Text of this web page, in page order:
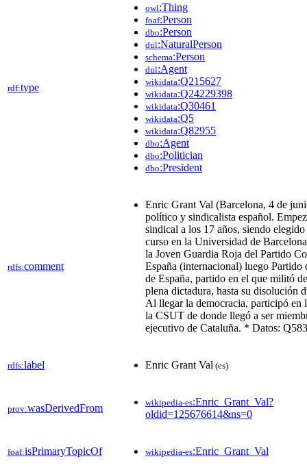
rdf:type
owl:Thing
foaf:Person
dbo:Person
dul:NaturalPerson
schema:Person
dul:Agent
wikidata:Q215627
wikidata:Q24229398
wikidata:Q30461
wikidata:Q5
wikidata:Q82955
dbo:Agent
dbo:Politician
dbo:President
rdfs:comment
Enric Grant Val (Barcelona, 4 de
político y sindicalista español.
sindical a los 17 años, siendo
curso en la Universidad de
la Joven Guardia Roja del Partido
España (internacional) luego Partido
de España, partido en el que militó
plena dictadura, hasta su disolución
Al llegar la democracia, participó en
la CSUT de donde llegó a ser
ejecutivo de Cataluña. * Datos:
rdfs:label Enric Grant Val (es)
prov:wasDerivedFrom wikipedia-es:Enric_Grant_Val?
oldid=125676614&ns=0
foaf:isPrimaryTopicOf wikipedia-es:Enric_Grant_Val